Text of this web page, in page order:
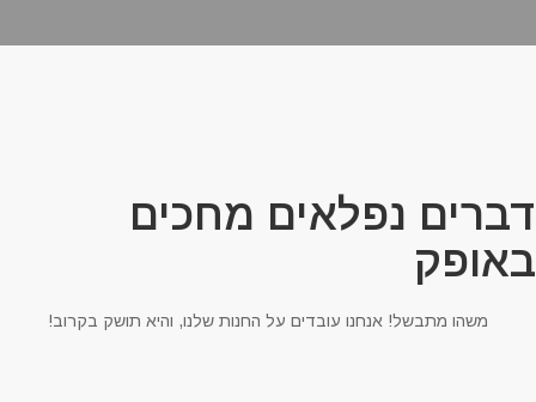
נפלאים מחכים
משהו מתבשל! אנחנו עובדים על החנות שלנו, והיא תושק בקרוב!